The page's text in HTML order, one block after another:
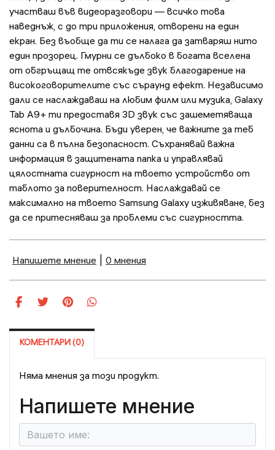
участваш във видеоразговори — всичко това
наведнъж, с до три приложения, отворени на един
екран. Без въобще да ти се налага да затваряш нито
един прозорец. Гмурни се дълбоко в богата вселена
от обгръщащ те отвсякъде звук благодарение на
високоговорителите със съраунд ефект. Независимо
дали се наслаждаваш на любим филм или музика, Galaxy
Tab A9+ ти предоставя 3D звук със зашеметяваща
яснота и дълбочина. Бъди уверен, че важните за теб
данни са в пълна безопасност. Съхранявай важна
информация в защитената папка и управлявай
цялостната сигурност на твоето устройство от
таблото за поверителност. Наслаждавай се
максимално на твоето Samsung Galaxy изживяване, без
да се притесняваш за проблеми със сигурността.
Напишете мнение 0 мнения
КОМЕНТАРИ (0)
Няма мнения за този продукт.
Напишете мнение